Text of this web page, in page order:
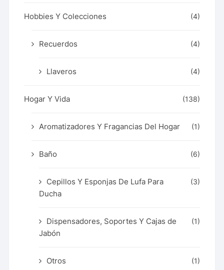
Hobbies Y Colecciones (4)
Recuerdos (4)
Llaveros (4)
Hogar Y Vida (138)
Aromatizadores Y Fragancias Del Hogar (1)
Baño (6)
Cepillos Y Esponjas De Lufa Para
Ducha
(3)
Dispensadores, Soportes Y Cajas de
Jabón
(1)
Otros (1)